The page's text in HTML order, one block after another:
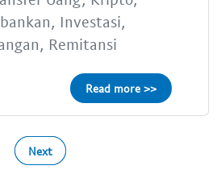
Investasi,
Remitansi
Read more >>
Next